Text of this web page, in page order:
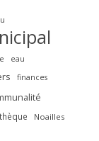
eau
finances
Noailles